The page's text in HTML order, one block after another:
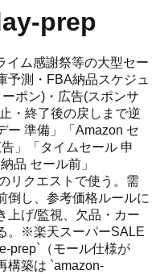
prep
イム感謝祭等の大型セー
予測・FBA納品スケジュ
ポン)・広告(スポンサ
・終了後の戻しまで逆
ー 準備」「Amazon セ
」「タイムセール 申
品 セール前」
リクエストで使う。需
倒し、参考価格ルールに
上げ/監視、欠品・カー
。※楽天スーパーSALE
prep`（モール仕様が
構築は `amazon-